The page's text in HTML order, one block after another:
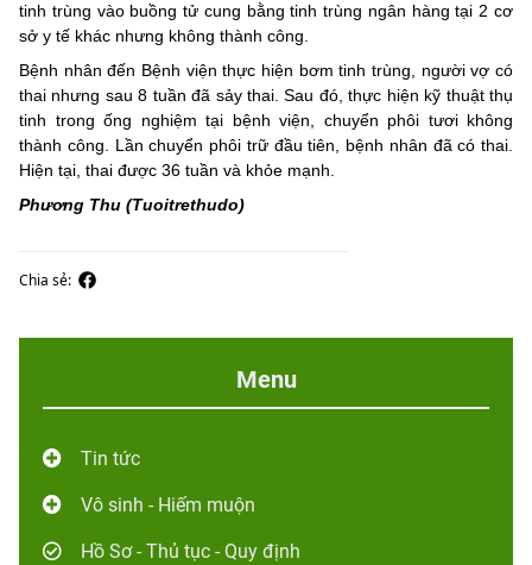
tinh trùng vào buồng tử cung bằng tinh trùng ngân hàng tại 2 cơ
sở y tế khác nhưng không thành công.
Bệnh nhân đến Bệnh viện thực hiện bơm tinh trùng, người vợ có
thai nhưng sau 8 tuần đã sảy thai. Sau đó, thực hiện kỹ thuật thụ
tinh trong ống nghiệm tại bệnh viện, chuyển phôi tươi không
thành công. Lần chuyển phôi trữ đầu tiên, bệnh nhân đã có thai.
Hiện tại, thai được 36 tuần và khỏe mạnh.
Phương Thu (Tuoitrethudo)
Chia sẻ:
Menu
Tin tức
Vô sinh - Hiếm muộn
Hồ Sơ - Thủ tục - Quy định